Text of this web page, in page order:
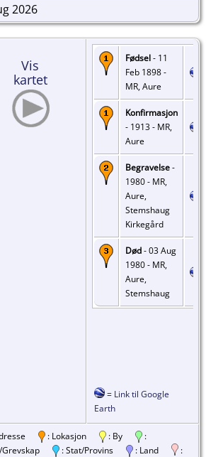
2026
Vis
kartet
Fødsel- 11
Feb 1898 -
MR, Aure
Konfirmasjon
- 1913 - MR,
Aure
Begravelse-
1980 - MR,
Aure,
Stemshaug
Kirkegård
Død- 03 Aug
1980 - MR,
Aure,
Stemshaug
= Link til Google
Earth
: Lokasjon : By
:
Grevskap
: Stat/Provins : Land
: